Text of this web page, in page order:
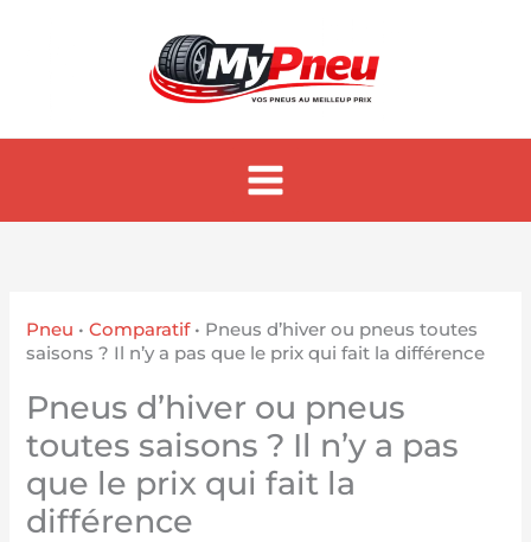
Pneu •Comparatif• Pneus d’hiver ou pneus toutes
saisons ? Il n’y a pas que le prix qui fait la différence
Pneus d’hiver ou pneus
toutes saisons ? Il n’y a pas
que le prix qui fait la
différence